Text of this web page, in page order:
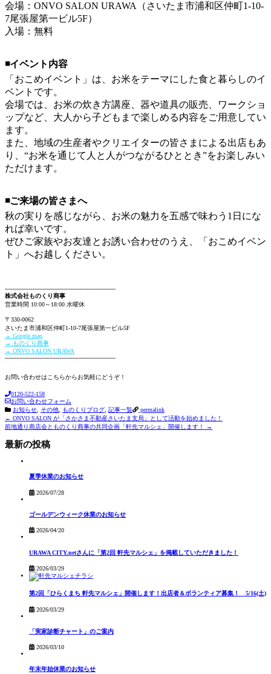
会場：ONVO SALON URAWA（さいたま市浦和区仲町1-10-
7尾張屋第一ビル5F）
入場：無料
◾️イベント内容
「おこめイベント」は、お米をテーマにした食と暮らしのイ
ベントです。
会場では、お米の炊き方講座、器や道具の販売、ワークショ
ップなど、大人から子どもまで楽しめる内容をご用意してい
ます。
また、地域の生産者やクリエイターの皆さまによる出店もあ
り、“お米を通じて人と人がつながるひととき”をお楽しみい
ただけます。
◾️️ご来場の皆さまへ
秋の実りを感じながら、お米の魅力を五感で味わう1日にな
れば幸いです。
ぜひご家族やお友達とお誘い合わせのうえ、「おこめイベン
ト」へお越しください。
-------------------------------------------------------------
株式会社ものくり商事
営業時間 10:00～18:00 水曜休
〒330-0062
さいたま市浦和区仲町1-10-7尾張屋第一ビル5F
→ Google map
→ ものくり商事
→ ONVO SALON URAWA
-------------------------------------------------------------
お問い合わせはこちらからお気軽にどうぞ！
0120-522-158
お問い合わせフォーム
お知らせ, その他, ものくりブログ, 記事一覧 permalink
Post
navigation
← ONVO SALON が「さかさま不動産さいたま支局」として活動を始めました！
前地通り商店会とものくり商事の共同企画「軒先マルシェ」開催します！
→
最新の投稿
夏季休業のお知らせ
2026/07/28
ゴールデンウィーク休業のお知らせ
2026/04/20
URAWA CITY.netさんに「第2回 軒先マルシェ」を掲載していただきました！
2026/03/29
第2回「ひらくまち 軒先マルシェ」開催します！出店者＆ボランティア募集！ 5/16(土)
2026/03/29
「実家診断チャート」のご案内
2026/03/10
年末年始休業のお知らせ